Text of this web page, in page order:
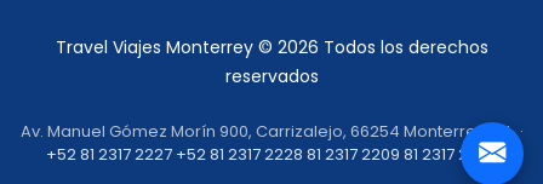
Travel Viajes Monterrey © 2026 Todos los derechos
reservados
Av. Manuel Gómez Morín 900, Carrizalejo, 66254 Monterrey, N.L. ·
+52 81 2317 2227 +52 81 2317 2228 81 2317 2209 81 2317 2232